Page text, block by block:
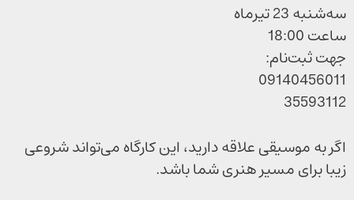
سه‌شنبه 23 تیرماه
ساعت 18:00
جهت ثبت‌نام:
09140456011
35593112
اگر به موسیقی علاقه دارید، این کارگاه می‌تواند شروعی
زیبا برای مسیر هنری شما باشد.